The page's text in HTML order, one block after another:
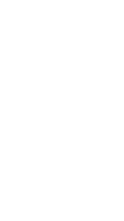
Con una hija
trasponer toda
han podido
perros están
aquí, echo el
nos vamos y
Asegura que
desgracia que
cuente es